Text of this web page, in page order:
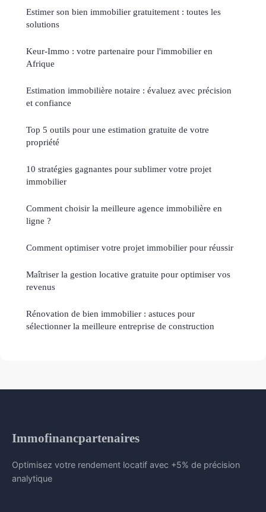
Estimer son bien immobilier gratuitement : toutes les
solutions
Keur-Immo : votre partenaire pour l'immobilier en
Afrique
Estimation immobilière notaire : évaluez avec précision
et confiance
Top 5 outils pour une estimation gratuite de votre
propriété
10 stratégies gagnantes pour sublimer votre projet
immobilier
Comment choisir la meilleure agence immobilière en
ligne ?
Comment optimiser votre projet immobilier pour réussir
Maîtriser la gestion locative gratuite pour optimiser vos
revenus
Rénovation de bien immobilier : astuces pour
sélectionner la meilleure entreprise de construction
Immofinancpartenaires
Optimisez votre rendement locatif avec +5% de précision
analytique